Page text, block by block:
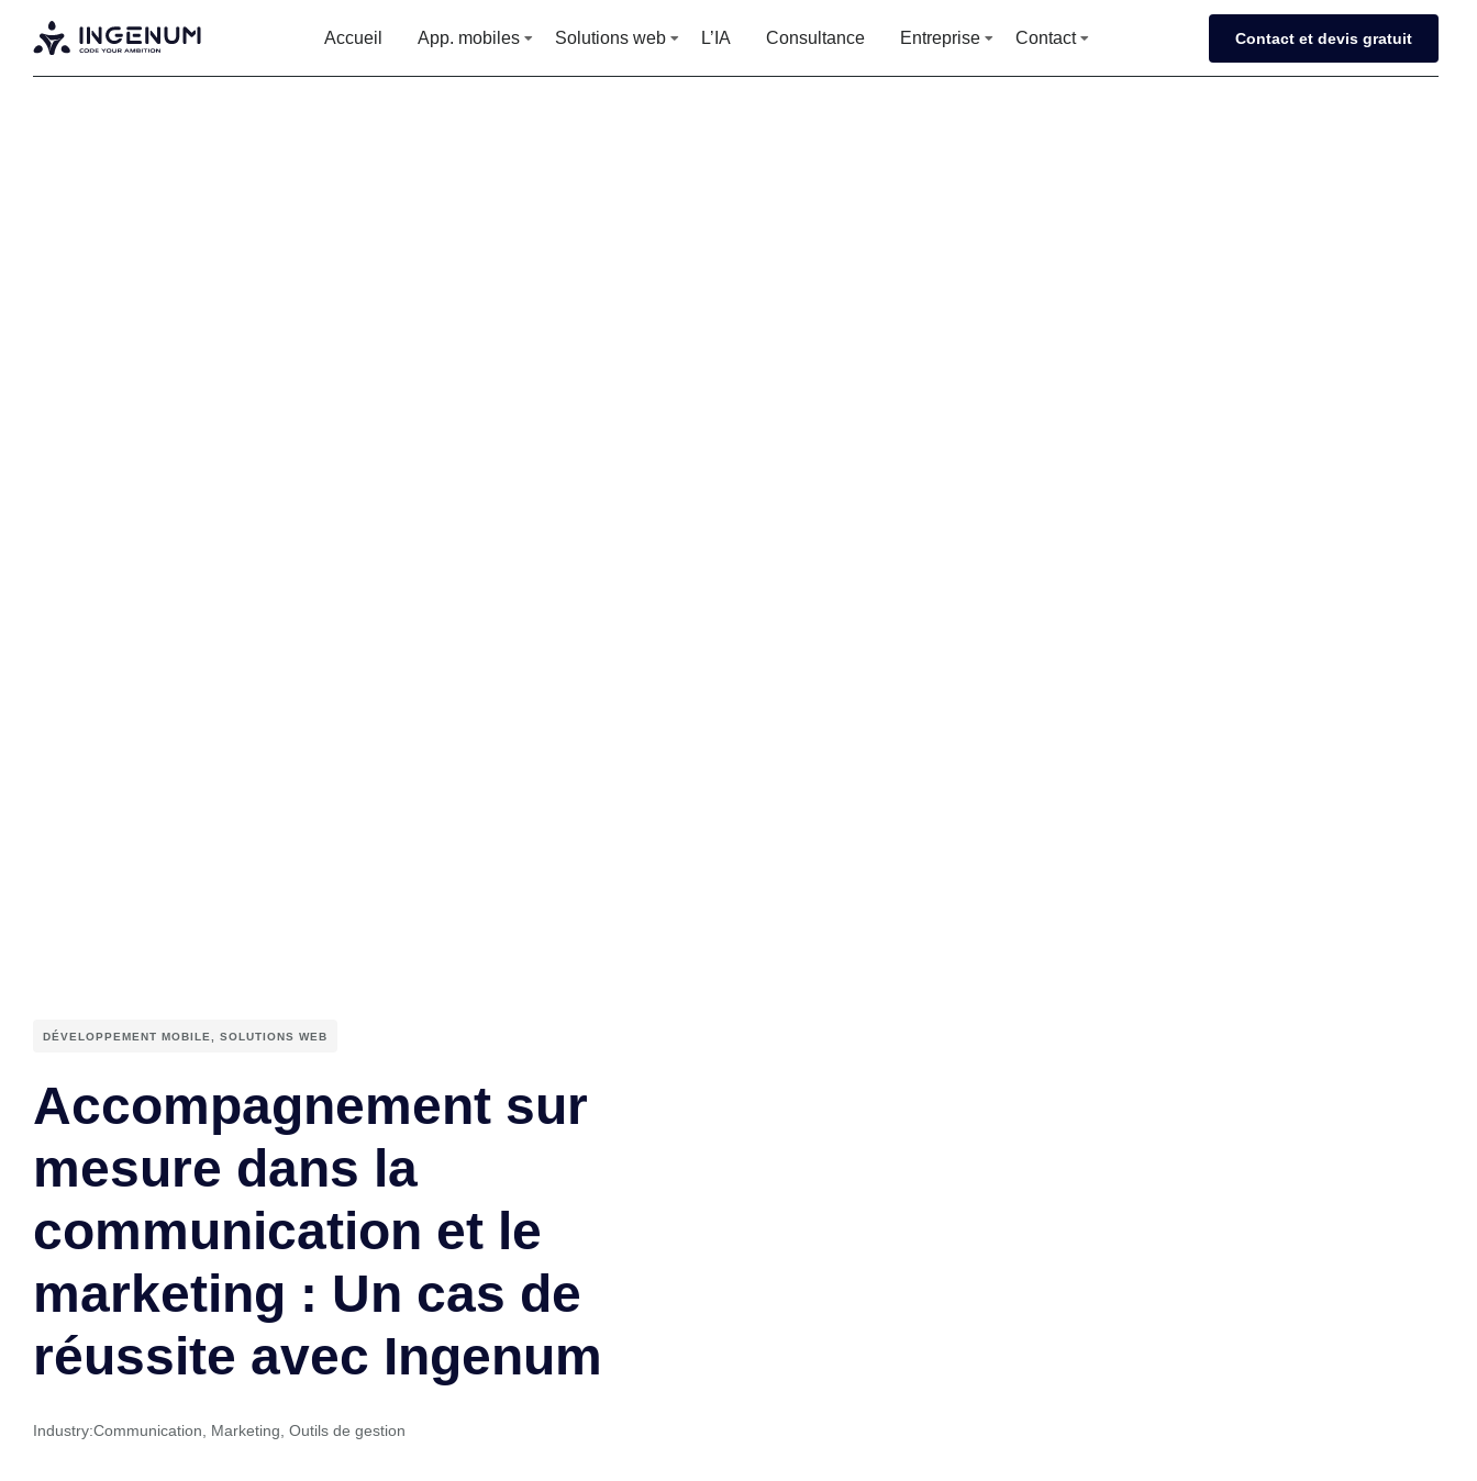
Accueil App. mobiles Solutions web L’IA Consultance Entreprise Contact Contact et devis gratuit
DÉVELOPPEMENT MOBILE, SOLUTIONS WEB
Accompagnement sur
mesure dans la
communication et le
marketing : Un cas de
réussite avec Ingenum
Industry:Communication, Marketing, Outils de gestion